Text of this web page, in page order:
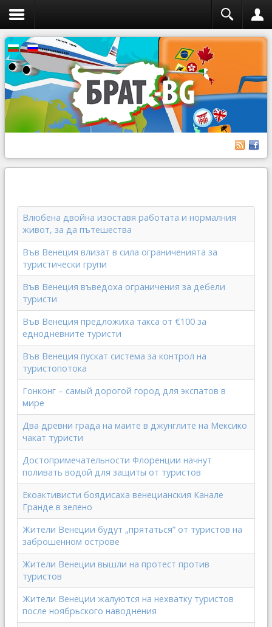
Влюбена двойна изоставя работата и нормалния
живот, за да пътешества
Във Венеция влизат в сила ограниченията за
туристически групи
Във Венеция въведоха ограничения за дебели
туристи
Във Венеция предложиха такса от €100 за
еднодневните туристи
Във Венеция пускат система за контрол на
туристопотока
Гонконг – самый дорогой город для экспатов в
мире
Два древни града на маите в джунглите на Мексико
чакат туристи
Достопримечательности Флоренции начнут
поливать водой для защиты от туристов
Екоактивисти боядисаха венецианския Канале
Гранде в зелено
Жители Венеции будут „прятаться” от туристов на
заброшенном острове
Жители Венеции вышли на протест против
туристов
Жители Венеции жалуются на нехватку туристов
после ноябрьского наводнения